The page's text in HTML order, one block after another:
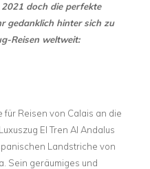
doch die perfekte
gedanklich hinter sich zu
Reisen weltweit:
für Reisen von Calais an die
El Tren Al Andalus
Landstriche von
Sein geräumiges und